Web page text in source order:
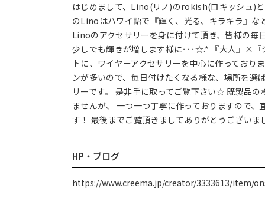
はじめまして、Lino(リノ)のrokish(ロキッシュ)
のLinoはハワイ語で『輝く、光る、キラキラ』な
Linoのアクセサリーを身に付けて頂き、皆様の毎
少しでも輝きが増します様に･･･☆.* 『大人』×『
トに、ワイヤーアクセサリーを中心に作っており
ンが多いので、毎日付けたくなる様な、場所を選
リーです。 是非手に取ってご覧下さい☆ 既製品の
ませんが、 一つ一つ丁寧に作っておりますので、
す！ 最後までご覧頂きましてありがとうございま
HP・ブログ
https://www.creema.jp/creator/3333613/item/